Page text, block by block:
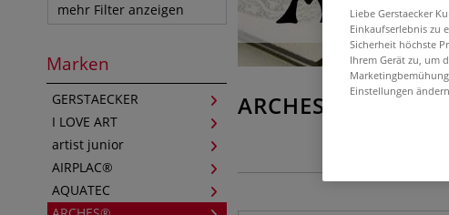
mehr Filter anzeigen
Marken
GERSTAECKER
I LOVE ART
artist junior
AIRPLAC®
AQUATEC
ARCHES®
Liebe Gerstaecker
Einkaufserlebnis zu
Sicherheit höchste
Ihrem Gerät zu, um
Einstellungen